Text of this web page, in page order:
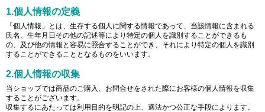
1.個人情報の定義
「個人情報」とは、生存する個人に関する情報であって、当該情報に含まれる
氏名、生年月日その他の記述等により特定の個人を識別することができるも
の、及び他の情報と容易に照合することができ、それにより特定の個人を識別
することができることとなるものをいいます。
2.個人情報の収集
当ショップでは商品のご購入、お問合せをされた際にお客様の個人情報を収集
することがございます。
収集するにあたっては利用目的を明記の上、適法かつ公正な手段によります。